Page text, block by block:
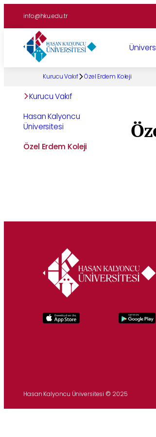
info@hku.edu.tr
Kurucu Vakıf Özel Erdem Koleji
Kurucu Vakıf
Hasan Kalyoncu
Üniversitesi
Özel Erdem Koleji
Hasan Kalyoncu Üniversitesi © 2025